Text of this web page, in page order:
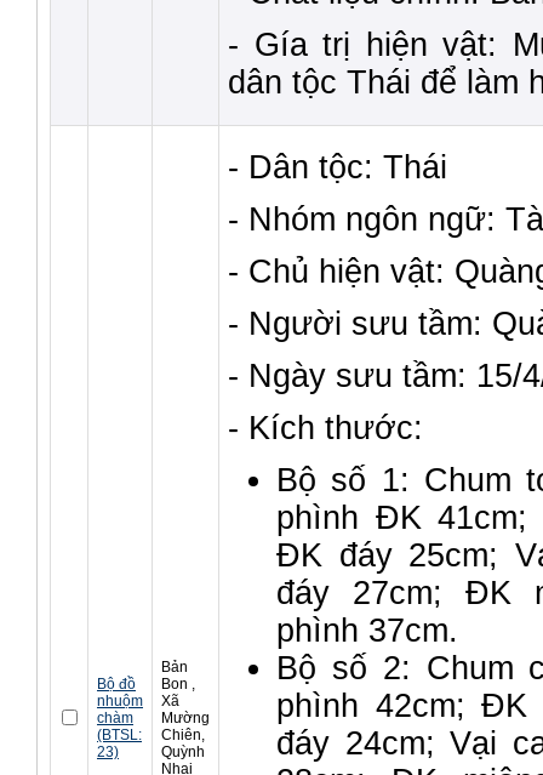
- Gía trị hiện vật:
dân tộc Thái để làm
Bộ đồ
nhuộm
chàm
(BTSL:
23)
Bản
Bon ,
Xã
Mường
Chiên,
Quỳnh
Nhai
- Dân tộc: Thái
- Nhóm ngôn ngữ:
- Chủ hiện vật:
- Người sưu tầm:
- Ngày sưu tầm: 15/
- Kích thước:
Bộ số 1: Chum
phình ĐK 41cm;
ĐK đáy 25cm;
đáy 27cm; ĐK
phình 37cm.
Bộ số 2: Chum
phình 42cm; ĐK
đáy 24cm; Vại